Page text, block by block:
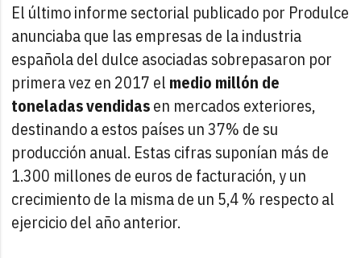
El último informe sectorial publicado por Produlce
anunciaba que las empresas de la industria
española del dulce asociadas sobrepasaron por
primera vez en 2017 el medio millón de
toneladas vendidasen mercados exteriores,
destinando a estos países un 37% de su
producción anual. Estas cifras suponían más de
1.300 millones de euros de facturación, y un
crecimiento de la misma de un 5,4 % respecto al
ejercicio del año anterior.